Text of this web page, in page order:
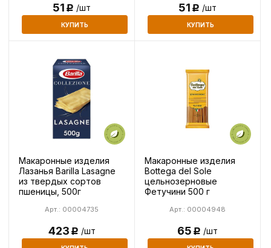
51Р /шт
КУПИТЬ
51Р /шт
КУПИТЬ
Макаронные изделия
Лазанья Barilla Lasagne
из твердых сортов
пшеницы, 500г
Арт.: 00004735
423Р /шт
Макаронные изделия
Bottega del Sole
цельнозерновые
Фетучини 500 г
Арт.: 00004948
65Р /шт